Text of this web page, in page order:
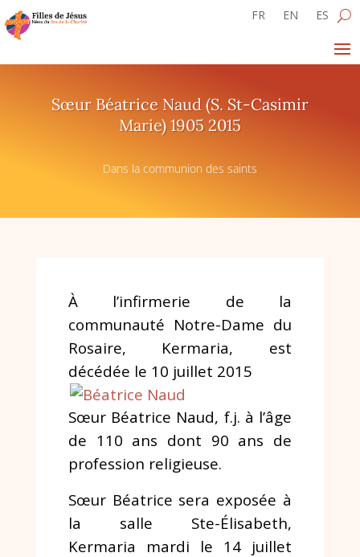
FR EN ES
Sœur Béatrice Naud (S. St-Casimir
Marie) 1905 2015
Dans la communion des saints
À l’infirmerie de la
communauté Notre-Dame du
Rosaire, Kermaria, est
décédée le 10 juillet 2015
Sœur Béatrice Naud, f.j. à l’âge
de 110 ans dont 90 ans de
profession religieuse.
Sœur Béatrice sera exposée à
la salle Ste-Élisabeth,
Kermaria mardi le 14 juillet